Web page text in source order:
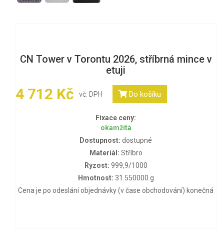
CN Tower v Torontu 2026, stříbrná mince v
etuji
4 712 Kč vč. DPH Do košíku
Fixace ceny:
okamžitá
Dostupnost: dostupné
Materiál: Stříbro
Ryzost: 999,9/1000
Hmotnost: 31.550000 g
Cena je po odeslání objednávky (v čase obchodování) konečná